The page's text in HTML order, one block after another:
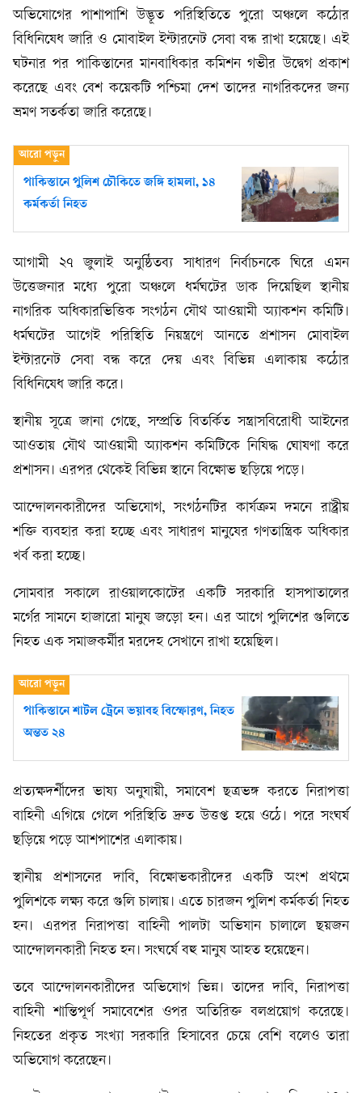
অভিযোগের পাশাপাশি উদ্ভূত পরিস্থিতিতে পুরো অঞ্চলে কঠোর
বিধিনিষেধ জারি ও মোবাইল ইন্টারনেট সেবা বন্ধ রাখা হয়েছে। এই
ঘটনার পর পাকিস্তানের মানবাধিকার কমিশন গভীর উদ্বেগ প্রকাশ
করেছে এবং বেশ কয়েকটি পশ্চিমা দেশ তাদের নাগরিকদের জন্য
ভ্রমণ সতর্কতা জারি করেছে।
পাকিস্তানে পুলিশ চৌকিতে জঙ্গি হামলা, ১৪
কর্মকর্তা নিহত
আগামী ২৭ জুলাই অনুষ্ঠিতব্য সাধারণ নির্বাচনকে ঘিরে এমন
উত্তেজনার মধ্যে পুরো অঞ্চলে ধর্মঘটের ডাক দিয়েছিল স্থানীয়
নাগরিক অধিকারভিত্তিক সংগঠন যৌথ আওয়ামী অ্যাকশন কমিটি।
ধর্মঘটের আগেই পরিস্থিতি নিয়ন্ত্রণে আনতে প্রশাসন মোবাইল
ইন্টারনেট সেবা বন্ধ করে দেয় এবং বিভিন্ন এলাকায় কঠোর
বিধিনিষেধ জারি করে।
স্থানীয় সূত্রে জানা গেছে, সম্প্রতি বিতর্কিত সন্ত্রাসবিরোধী আইনের
আওতায় যৌথ আওয়ামী অ্যাকশন কমিটিকে নিষিদ্ধ ঘোষণা করে
প্রশাসন। এরপর থেকেই বিভিন্ন স্থানে বিক্ষোভ ছড়িয়ে পড়ে।
আন্দোলনকারীদের অভিযোগ, সংগঠনটির কার্যক্রম দমনে রাষ্ট্রীয়
শক্তি ব্যবহার করা হচ্ছে এবং সাধারণ মানুষের গণতান্ত্রিক অধিকার
খর্ব করা হচ্ছে।
সোমবার সকালে রাওয়ালকোটের একটি সরকারি হাসপাতালের
মর্গের সামনে হাজারো মানুষ জড়ো হন। এর আগে পুলিশের গুলিতে
নিহত এক সমাজকর্মীর মরদেহ সেখানে রাখা হয়েছিল।
পাকিস্তানে শাটল ট্রেনে ভয়াবহ বিস্ফোরণ, নিহত
অন্তত ২৪
প্রত্যক্ষদর্শীদের ভাষ্য অনুযায়ী, সমাবেশ ছত্রভঙ্গ করতে নিরাপত্তা
বাহিনী এগিয়ে গেলে পরিস্থিতি দ্রুত উত্তপ্ত হয়ে ওঠে। পরে সংঘর্ষ
ছড়িয়ে পড়ে আশপাশের এলাকায়।
স্থানীয় প্রশাসনের দাবি, বিক্ষোভকারীদের একটি অংশ প্রথমে
পুলিশকে লক্ষ্য করে গুলি চালায়। এতে চারজন পুলিশ কর্মকর্তা নিহত
হন। এরপর নিরাপত্তা বাহিনী পালটা অভিযান চালালে ছয়জন
আন্দোলনকারী নিহত হন। সংঘর্ষে বহু মানুষ আহত হয়েছেন।
তবে আন্দোলনকারীদের অভিযোগ ভিন্ন। তাদের দাবি, নিরাপত্তা
বাহিনী শান্তিপূর্ণ সমাবেশের ওপর অতিরিক্ত বলপ্রয়োগ করেছে।
নিহতের প্রকৃত সংখ্যা সরকারি হিসাবের চেয়ে বেশি বলেও তারা
অভিযোগ করেছেন।